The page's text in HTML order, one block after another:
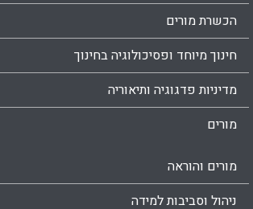
הכשרת מורים
חינוך מיוחד ופסיכולוגיה בחינוך
מדיניות פדגוגיה ותיאוריה
מורים
מורים והוראה
ניהול וסביבות למידה